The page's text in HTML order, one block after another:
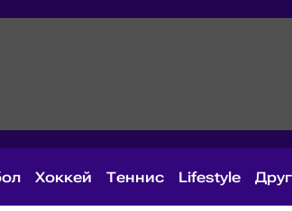
Хоккей Теннис Lifestyle